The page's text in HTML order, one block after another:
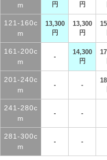
m
円
円
121-160c
m
13,300
円
13,300
円
161-200c
m
-
14,300
円
201-240c
m
- -
241-280c
m
- -
281-300c
m
- -